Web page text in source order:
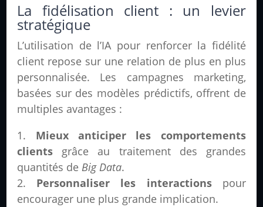
La fidélisation client : un levier
stratégique
L’utilisation de l’IA pour renforcer la fidélité
client repose sur une relation de plus en plus
personnalisée. Les campagnes marketing,
basées sur des modèles prédictifs, offrent de
multiples avantages :
Mieux anticiper les comportements
clients grâce au traitement des grandes
quantités de Big Data.
Personnaliser les interactionspour
encourager une plus grande implication.